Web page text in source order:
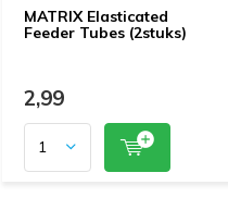
MATRIX Elasticated
Feeder Tubes (2stuks)
2,99